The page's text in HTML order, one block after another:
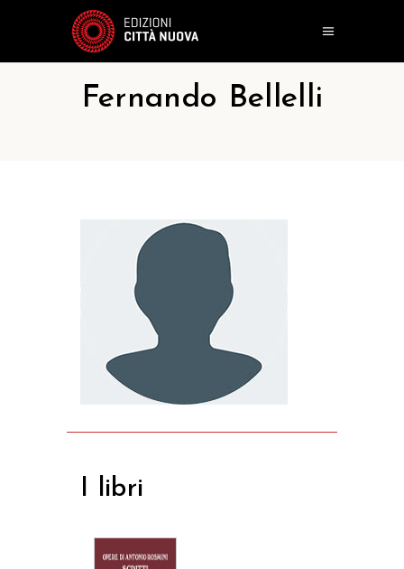
Fernando Bellelli
I libri